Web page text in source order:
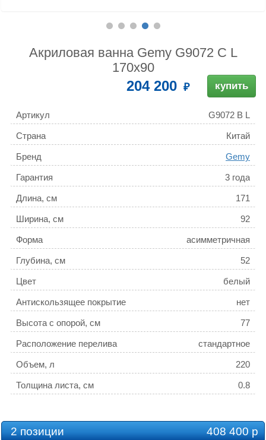
Акриловая ванна Gemy G9072 C L
170x90
204 200 купить
Артикул G9072 B L
Страна Китай
Бренд Gemy
Гарантия 3 года
Длина, см 171
Ширина, см 92
Форма асимметричная
Глубина, см 52
Цвет белый
Антискользящее покрытие нет
Высота с опорой, см 77
Расположение перелива стандартное
Объем, л 220
Толщина листа, см 0.8
2 позиции 408 400 р